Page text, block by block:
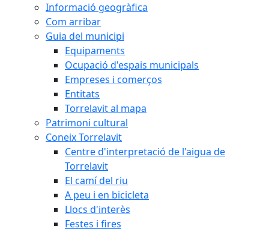
Informació geogràfica
Com arribar
Guia del municipi
Equipaments
Ocupació d'espais municipals
Empreses i comerços
Entitats
Torrelavit al mapa
Patrimoni cultural
Coneix Torrelavit
Centre d'interpretació de l'aigua de
Torrelavit
El camí del riu
A peu i en bicicleta
Llocs d'interès
Festes i fires